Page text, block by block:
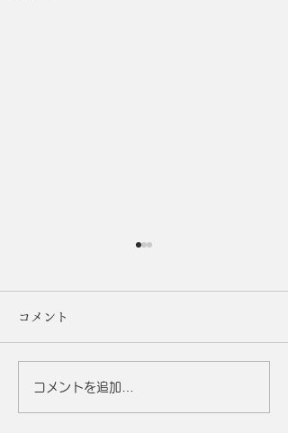
「期間限定キャンペー
コメント
コメントを追加…